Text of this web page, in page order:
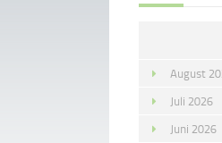
August
Juli 2026
Juni 2026